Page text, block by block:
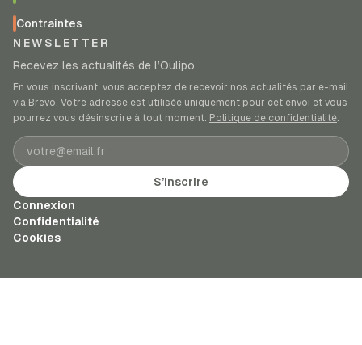
Contraintes
NEWSLETTER
Recevez les actualités de l’Oulipo.
En vous inscrivant, vous acceptez de recevoir nos actualités par e-mail
via Brevo. Votre adresse est utilisée uniquement pour cet envoi et vous
pourrez vous désinscrire à tout moment. Politique de confidentialité.
Adresse e-mail
S’inscrire
Connexion
Confidentialité
Cookies